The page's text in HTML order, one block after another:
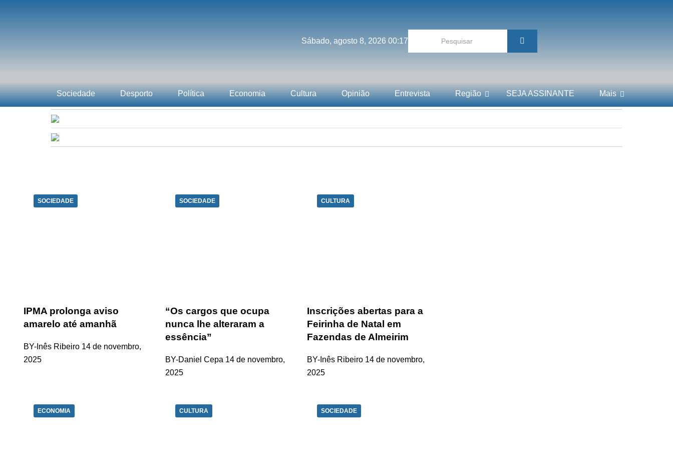
Sábado, agosto 8, 2026 00:17
Sociedade Desporto Política Economia Cultura Opinião Entrevista Região SEJA ASSINANTE Mais
SOCIEDADE
IPMA prolonga aviso
amarelo até amanhã
BY-Inês Ribeiro 14 de novembro,
2025
SOCIEDADE
“Os cargos que ocupa
nunca lhe alteraram a
essência”
BY-Daniel Cepa 14 de novembro,
2025
CULTURA
Inscrições abertas para a
Feirinha de Natal em
Fazendas de Almeirim
BY-Inês Ribeiro 14 de novembro,
2025
ECONOMIA CULTURA SOCIEDADE